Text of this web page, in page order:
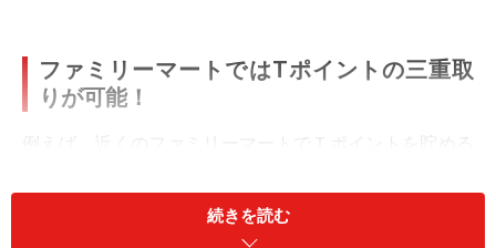
ファミリーマートではTポイントの三重取
りが可能！
例えば、近くのファミリーマートでＴポイントを貯める
「Ｅｄｙｄｅポイント」というサービスを使います。対
象となるのは、ＡＮＡ、Ｔポイント、楽天、ヤマダ電機
続きを読む